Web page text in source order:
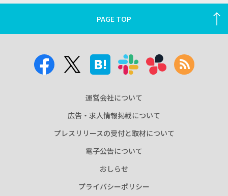
PAGE TOP
運営会社について
広告・求人情報掲載について
プレスリリースの受付と取材について
電子公告について
おしらせ
プライバシーポリシー